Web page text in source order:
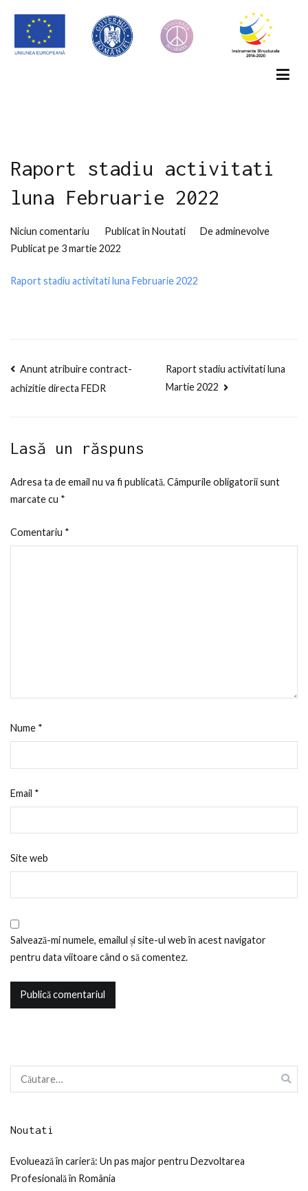
conținut
Raport stadiu activitati
luna Februarie 2022
Niciun comentariu
Raport
activitati
Publicat în Noutati Deadminevolve
Publicat pe 3 martie 2022
Raport stadiu activitati luna Februarie 2022
Navigare
Anunt atribuire contract-
achizitie directa FEDR
Raport stadiu activitati luna
Martie 2022
Lasă un răspuns
Adresa ta de email nu va fi publicată.Câmpurile obligatorii sunt
marcate cu *
Comentariu *
Nume *
Email *
Site web
Salvează-mi numele, emailul și site-ul web în acest navigator
pentru data viitoare când o să comentez.
Caută
după:
Noutati
Evoluează în carieră: Un pas major pentru Dezvoltarea
Profesională în România